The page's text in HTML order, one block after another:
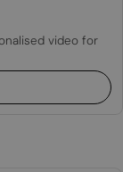
video for